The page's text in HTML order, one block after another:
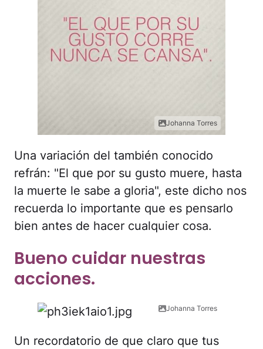
Johanna Torres
Una variación del también conocido
refrán: "El que por su gusto muere, hasta
la muerte le sabe a gloria", este dicho nos
recuerda lo importante que es pensarlo
bien antes de hacer cualquier cosa.
Bueno cuidar nuestras
acciones.
Johanna Torres
Un recordatorio de que claro que tus